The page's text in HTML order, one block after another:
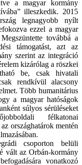
a magyar kormány
illeszkedik. 2015
legnagyobb nyílt
ezzel a magyar
továbbá a
támogatást, azt az
szerint az integráció
kizárólag a röszkei
be, csak hivatali
rendkívül alacsony
Több humanitárius
a magyar hatóságok
súlyos sérüléseket
félkatonai
országhatárok mentén
csoporton belüli
vált az Orbán-kormány
vonatkozó